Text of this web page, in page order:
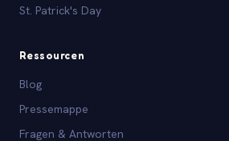
St. Patrick's Day
Ressourcen
Blog
Pressemappe
Fragen & Antworten